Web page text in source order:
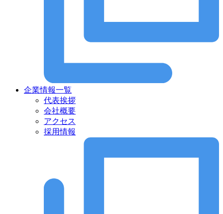
企業情報一覧
代表挨拶
会社概要
アクセス
採用情報